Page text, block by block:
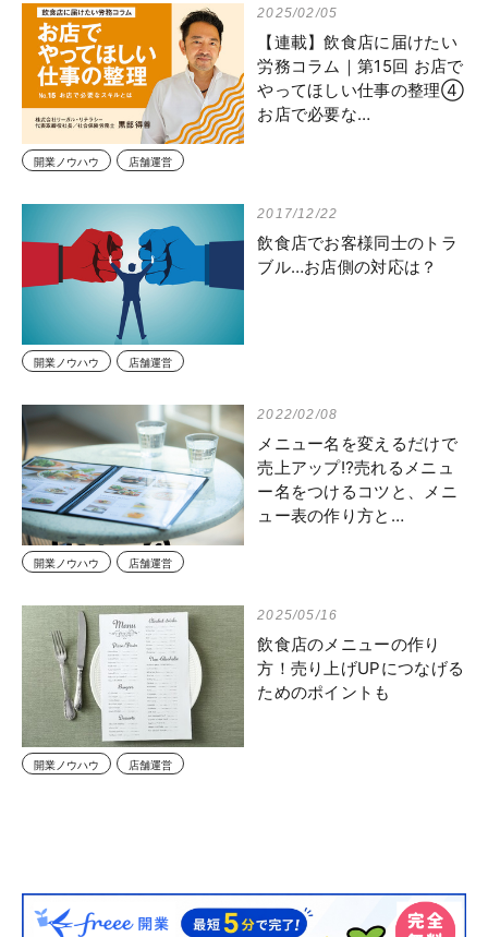
2025/02/05
【連載】飲食店に届けたい
労務コラム｜第15回 お店で
やってほしい仕事の整理④
お店で必要な…
開業ノウハウ 店舗運営
2017/12/22
飲食店でお客様同士のトラ
ブル…お店側の対応は？
開業ノウハウ 店舗運営
2022/02/08
メニュー名を変えるだけで
売上アップ⁉売れるメニュ
ー名をつけるコツと、メニ
ュー表の作り方と…
開業ノウハウ 店舗運営
2025/05/16
飲食店のメニューの作り
方！売り上げUPにつなげる
ためのポイントも
開業ノウハウ 店舗運営